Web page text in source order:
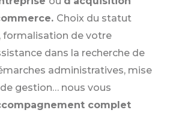
Choix du statut
formalisation de votre
dans la recherche de
administratives, mise
gestion… nous vous
complet